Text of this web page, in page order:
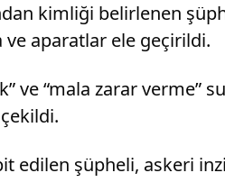
kimliği belirlenen
ve aparatlar ele geçirildi.
ve “mala zarar
edilen şüpheli, askeri